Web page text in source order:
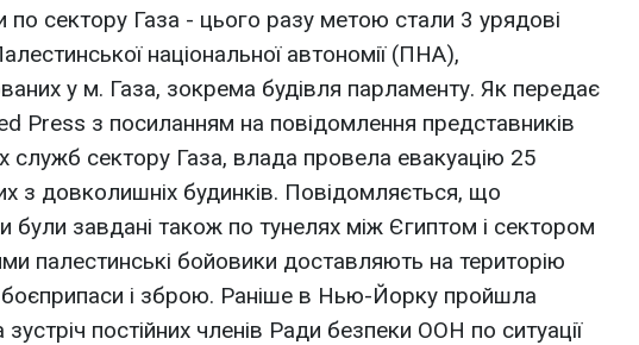
по сектору Газа - цього разу метою стали 3 урядові
національної автономії (ПНА),
у м. Газа, зокрема будівля парламенту. Як передає
Press з посиланням на повідомлення представників
служб сектору Газа, влада провела евакуацію 25
з довколишніх будинків. Повідомляється, що
були завдані також по тунелях між Єгиптом і сектором
палестинські бойовики доставляють на територію
і зброю. Раніше в Нью-Йорку пройшла
зустріч постійних членів Ради безпеки ООН по ситуації